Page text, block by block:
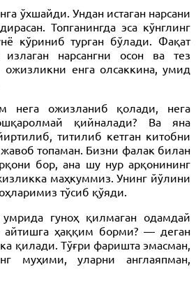
ўхшайди. Ундан истаган нарсани
Топганингда эса кўнглинг
кўриниб турган бўлади. Фақат
излаган нарсангни осон ва тез
ожизликни енга олсаккина, умид
нега ожизланиб қолади, нега
қийналади? Ва яна
титилиб кетган китобни
топаман. Бизни фалак билан
бор, ана шу нур арқонининг
маҳкуммиз. Унинг йўлини
тўсиб қўяди.
гуноҳ қилмаган одамдай
айтишга ҳаққим борми? — деган
қилади. Тўғри фаришта эмасман,
муҳими, уларни англаяпман,